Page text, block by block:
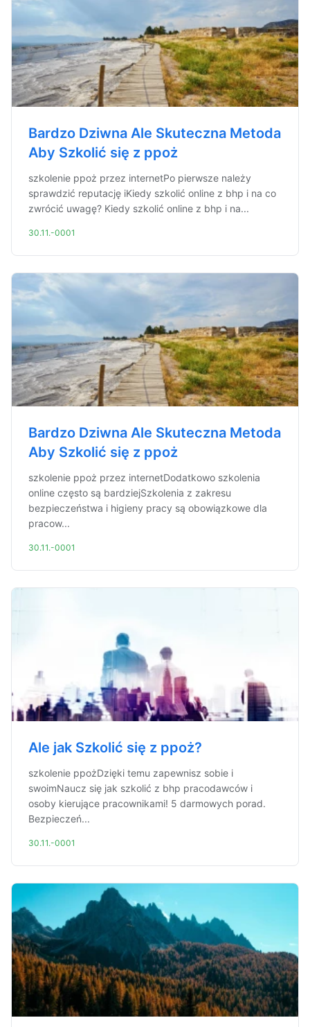
Bardzo Dziwna Ale Skuteczna Metoda
Aby Szkolić się z ppoż
szkolenie ppoż przez internetPo pierwsze należy
sprawdzić reputację iKiedy szkolić online z bhp i na co
zwrócić uwagę? Kiedy szkolić online z bhp i na...
30.11.-0001
Bardzo Dziwna Ale Skuteczna Metoda
Aby Szkolić się z ppoż
szkolenie ppoż przez internetDodatkowo szkolenia
online często są bardziejSzkolenia z zakresu
bezpieczeństwa i higieny pracy są obowiązkowe dla
pracow...
30.11.-0001
Ale jak Szkolić się z ppoż?
szkolenie ppożDzięki temu zapewnisz sobie i
swoimNaucz się jak szkolić z bhp pracodawców i
osoby kierujące pracownikami! 5 darmowych porad.
Bezpieczeń...
30.11.-0001